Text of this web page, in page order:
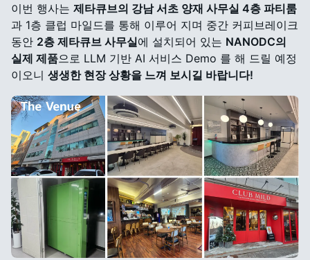
이번 행사는 제타큐브의 강남 서초 양재 사무실 4층 파티룸
과 1층 클럽 마일드를 통해 이루어 지며 중간 커피브레이크
동안 2층 제타큐브 사무실에 설치되어 있는 NANODC의
실제 제품으로 LLM 기반 AI 서비스 Demo 를 해 드릴 예정
이오니 생생한 현장 상황을 느껴 보시길 바랍니다!